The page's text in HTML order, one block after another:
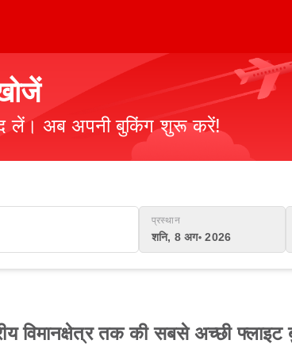
लें। अब अपनी बुकिंग शुरू करें!
प्रस्थान
शनि, 8 अग॰ 2026
विमानक्षेत्र तक की सबसे अच्छी